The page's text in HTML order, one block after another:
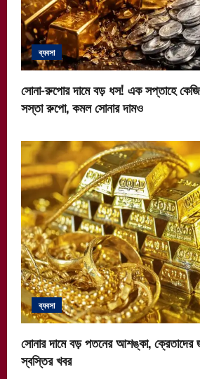
ব্যবসা
সোনা-রুপোর দামে বড় ধস! এক সপ্তাহে
সস্তা রুপো, কমল সোনার দামও
ব্যবসা
সোনার দামে বড় পতনের আশঙ্কা,
স্বস্তির খবর